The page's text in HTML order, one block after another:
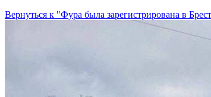
Вернуться к "Фура была зарегистрирована в